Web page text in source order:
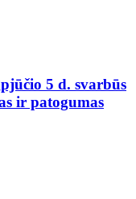
5 d. svarbūs
ir patogumas